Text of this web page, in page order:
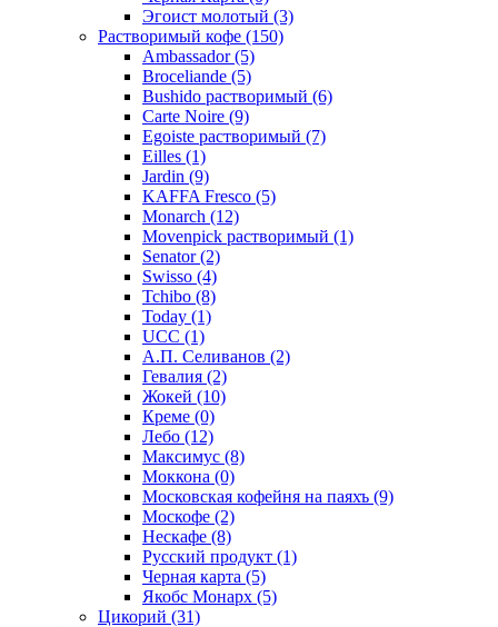
Эгоист молотый (3)
Растворимый кофе (150)
Ambassador(5)
Broceliande (5)
Bushido растворимый (6)
Carte Noire (9)
Egoiste растворимый (7)
Eilles (1)
Jardin (9)
KAFFA Fresco (5)
Monarch (12)
Movenpick растворимый (1)
Senator(2)
Swisso (4)
Tchibo (8)
Today (1)
UCC (1)
А.П. Селиванов (2)
Гевалия (2)
Жокей (10)
Креме (0)
Лебо (12)
Максимус (8)
Моккона (0)
Московская кофейня на паяхъ (9)
Москофе (2)
Нескафе (8)
Русский продукт (1)
Черная карта (5)
Якобс Монарх (5)
Цикорий (31)